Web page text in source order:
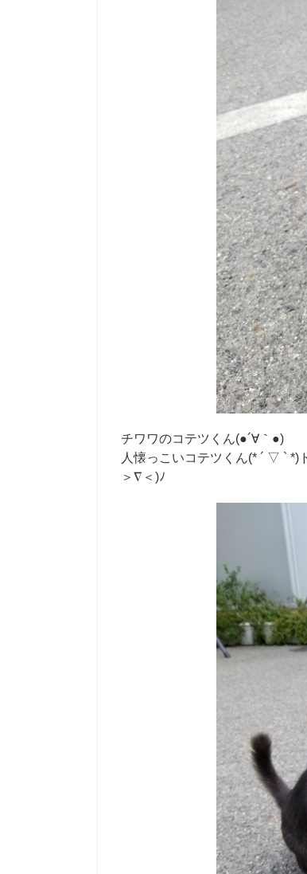
チワワのコテツくん(●´∀｀●)
人懐っこいコテツくん(* ´ ▽ `
＞∇＜)ﾉ